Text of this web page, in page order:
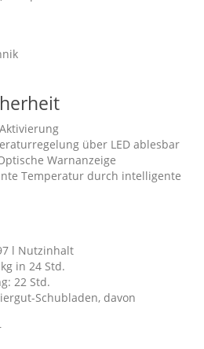
über LED ablesbar
Warnanzeige
Temperatur durch intelligente
l Nutzinhalt
in 24 Std.
22 Std.
Schubladen, davon